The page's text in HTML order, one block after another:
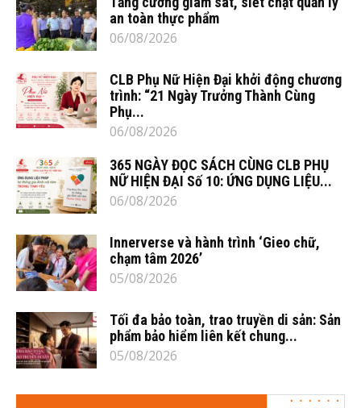
an toàn thực phẩm
06/08/2026
CLB Phụ Nữ Hiện Đại khởi động chương
trình: “21 Ngày Trưởng Thành Cùng
Phụ...
06/08/2026
365 NGÀY ĐỌC SÁCH CÙNG CLB PHỤ
NỮ HIỆN ĐẠI Số 10: ỨNG DỤNG LIỆU...
06/08/2026
Innerverse và hành trình ‘Gieo chữ,
chạm tâm 2026’
05/08/2026
Tối đa bảo toàn, trao truyền di sản: Sản
phẩm bảo hiểm liên kết chung...
05/08/2026